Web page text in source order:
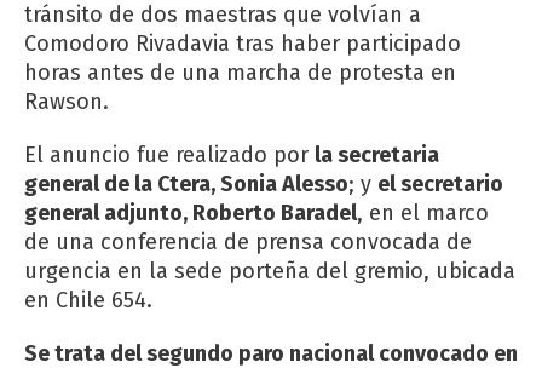
tránsito de dos maestras que volvían a
Comodoro Rivadavia tras haber participado
horas antes de una marcha de protesta en
Rawson.
El anuncio fue realizado por la secretaria
general de la Ctera, Sonia Alesso; y el secretario
general adjunto, Roberto Baradel, en el marco
de una conferencia de prensa convocada de
urgencia en la sede porteña del gremio, ubicada
en Chile 654.
Se trata del segundo paro nacional convocado en